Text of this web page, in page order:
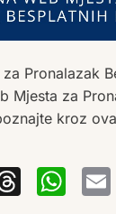
Pronalazak
Mjesta za
kroz